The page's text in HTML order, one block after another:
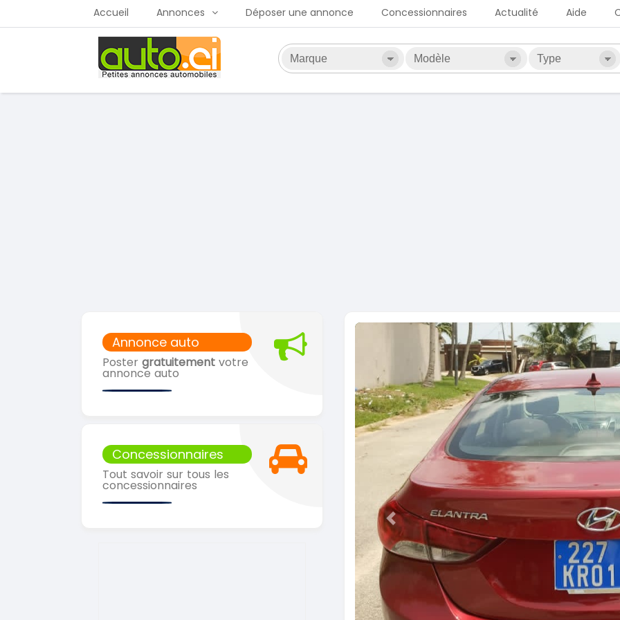
Accueil Annonces Déposer une annonce Concessionnaires Actualité Aide
Annonce auto
Poster gratuitement votre
annonce auto
Concessionnaires
Tout savoir sur tous les
concessionnaires
Previous